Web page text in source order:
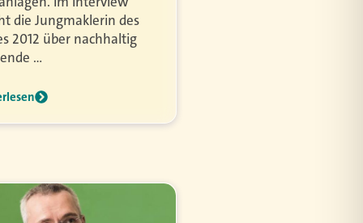
die Jungmaklerin des
2012 über nachhaltig
…